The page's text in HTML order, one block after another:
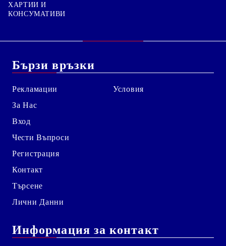
ХАРТИИ И
КОНСУМАТИВИ
Бързи връзки
Рекламации
За Нас
Вход
Чести Въпроси
Регистрация
Контакт
Търсене
Лични Данни
Условия
Информация за контакт